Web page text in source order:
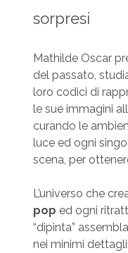
sorpresi
Mathilde Oscar
del passato,
loro codici di
le sue immagini
curando le
luce ed ogni
scena, per
L’universo che
pop ed ogni
“dipinta”
nei minimi